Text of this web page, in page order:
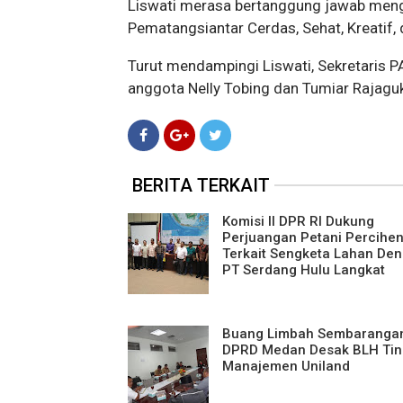
Liswati merasa bertanggung jawab
Pematangsiantar Cerdas, Sehat, Kreatif,
Turut mendampingi Liswati, Sekretaris
anggota Nelly Tobing dan Tumiar
BERITA TERKAIT
Komisi II DPR RI Dukung
Perjuangan Petani Percihen
Terkait Sengketa Lahan
PT Serdang Hulu Langkat
Buang Limbah
DPRD Medan Desak BLH
Manajemen Uniland